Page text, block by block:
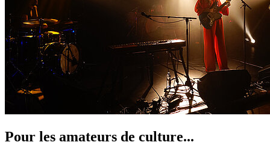
Pour les amateurs de culture...